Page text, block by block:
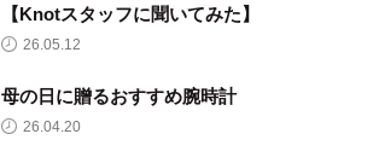
【Knotスタッフに聞いてみた】
26.05.12
母の日に贈るおすすめ腕時計
26.04.20